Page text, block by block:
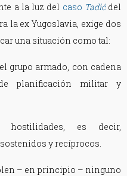
a la luz del caso Tadićdel
la ex Yugoslavia, exige dos
una situación como tal:
grupo armado, con cadena
planificación militar y
es decir,
y recíprocos.
– en principio – ninguno